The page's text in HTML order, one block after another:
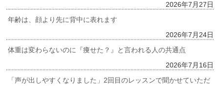
2026年7月27日
年齢は、顔より先に背中に表れます
2026年7月24日
体重は変わらないのに『痩せた？』と言われる人の共通点
2026年7月16日
「声が出しやすくなりました」2回目のレッスンで聞かせていただ